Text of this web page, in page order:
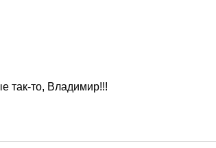
так-то, Владимир!!!